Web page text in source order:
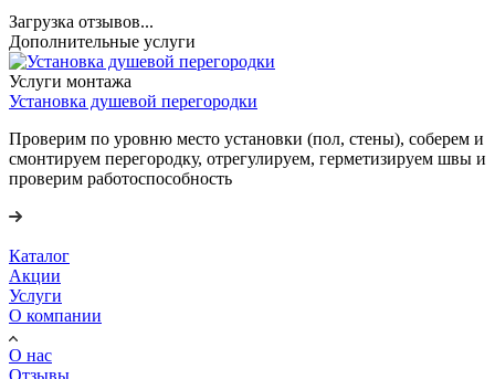
Загрузка отзывов...
Дополнительные услуги
Услуги монтажа
Установка душевой перегородки
Проверим по уровню место установки (пол, стены), соберем и
смонтируем перегородку, отрегулируем, герметизируем швы и
проверим работоспособность
Каталог
Акции
Услуги
О компании
О нас
Отзывы